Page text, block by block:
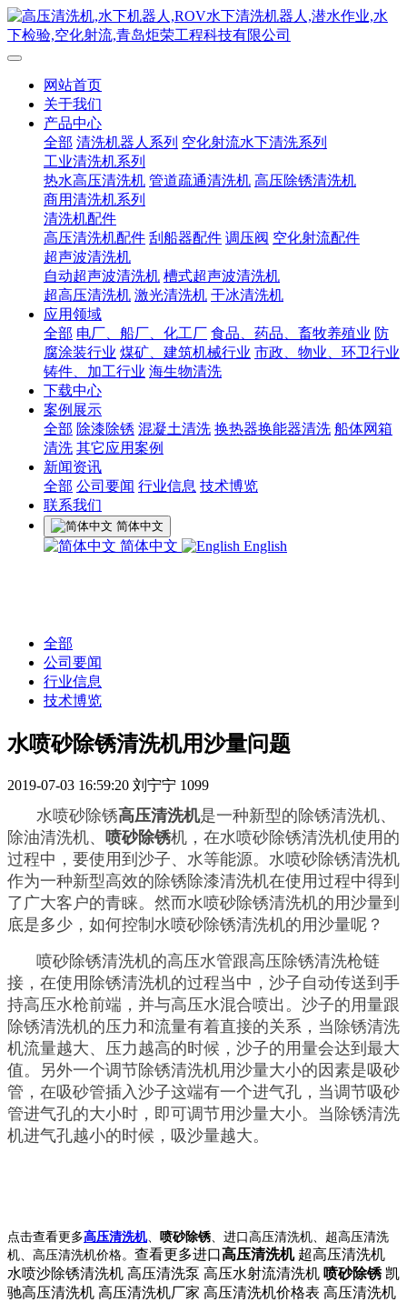
网站首页
关于我们
产品中心
全部 清洗机器人系列 空化射流水下清洗系列
工业清洗机系列
热水高压清洗机 管道疏通清洗机 高压除锈清洗机
商用清洗机系列
清洗机配件
高压清洗机配件 刮船器配件 调压阀 空化射流配件
超声波清洗机
自动超声波清洗机 槽式超声波清洗机
超高压清洗机 激光清洗机 干冰清洗机
应用领域
全部 电厂、船厂、化工厂 食品、药品、畜牧养殖业 防
腐涂装行业 煤矿、建筑机械行业 市政、物业、环卫行业
铸件、加工行业 海生物清洗
下载中心
案例展示
全部 除漆除锈 混凝土清洗 换热器换能器清洗 船体网箱
清洗 其它应用案例
新闻资讯
全部 公司要闻 行业信息 技术博览
联系我们
简体中文
简体中文 English
全部
公司要闻
行业信息
技术博览
水喷砂除锈清洗机用沙量问题
2019-07-03 16:59:20 刘宁宁 1099
水喷砂除锈高压清洗机是一种新型的除锈清洗机、
除油清洗机、 喷砂除锈机，在水喷砂除锈清洗机使用的
过程中，要使用到沙子、水等能源。水喷砂除锈清洗机
作为一种新型高效的除锈除漆清洗机在使用过程中得到
了广大客户的青睐。然而水喷砂除锈清洗机的用沙量到
底是多少，如何控制水喷砂除锈清洗机的用沙量呢？
喷砂除锈清洗机的高压水管跟高压除锈清洗枪链
接，在使用除锈清洗机的过程当中，沙子自动传送到手
持高压水枪前端，并与高压水混合喷出。沙子的用量跟
除锈清洗机的压力和流量有着直接的关系，当除锈清洗
机流量越大、压力越高的时候，沙子的用量会达到最大
值。另外一个调节除锈清洗机用沙量大小的因素是吸砂
管，在吸砂管插入沙子这端有一个进气孔，当调节吸砂
管进气孔的大小时，即可调节用沙量大小。当除锈清洗
机进气孔越小的时候，吸沙量越大。
点击查看更多高压清洗机、 喷砂除锈 、进口高压清洗机、超高压清洗
机、高压清洗机价格。 查看更多进口高压清洗机超高压清洗机
水喷沙除锈清洗机 高压清洗泵 高压水射流清洗机 喷砂除锈凯
驰高压清洗机 高压清洗机厂家 高压清洗机价格表 高压清洗机